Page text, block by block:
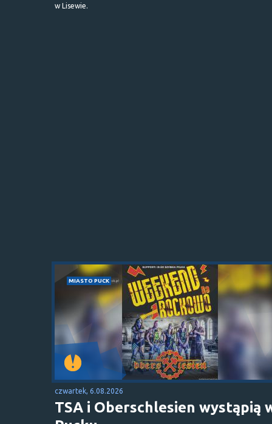
w Lisewie.
MIASTO PUCK
czwartek, 6.08.2026
TSA i Oberschlesien wystąpią